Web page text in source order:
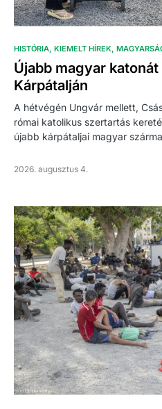
HISTÓRIA KIEMELT HÍREK
Újabb magyar
Kárpátalján
A hétvégén Ungvár mellett,
római katolikus szertartás
újabb kárpátaljai magyar
2026. augusztus 4.